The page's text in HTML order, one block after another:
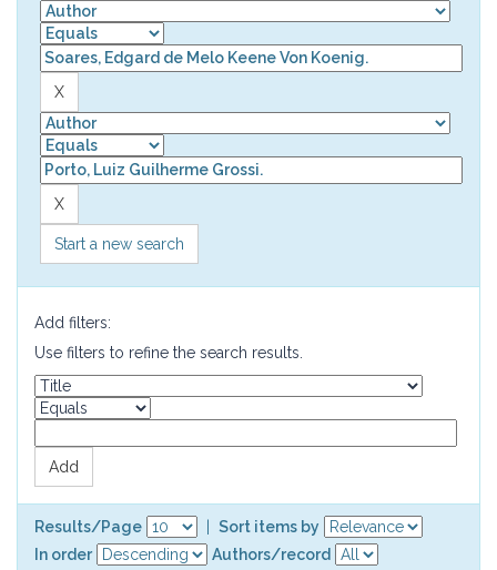
Start a new search
Add filters:
Use filters to refine the search results.
Results/Page
Sort items by
In order
Authors/record